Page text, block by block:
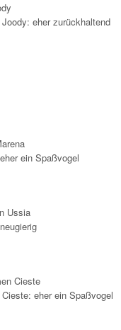
eher zurückhaltend
ein Spaßvogel
Ussia
Cieste
eher ein Spaßvogel